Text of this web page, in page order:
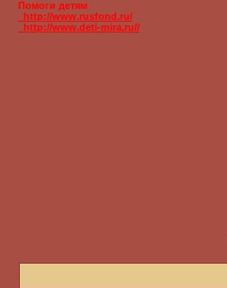
Помоги детям
_http://www.rusfond.ru/
_http://www.deti-mira.ru//